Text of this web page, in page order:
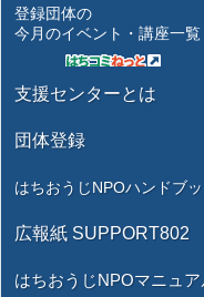
登録団体の
今月のイベント・講座一覧
支援センターとは
団体登録
はちおうじNPOハンドブッ
広報紙 SUPPORT802
はちおうじNPOマニュア